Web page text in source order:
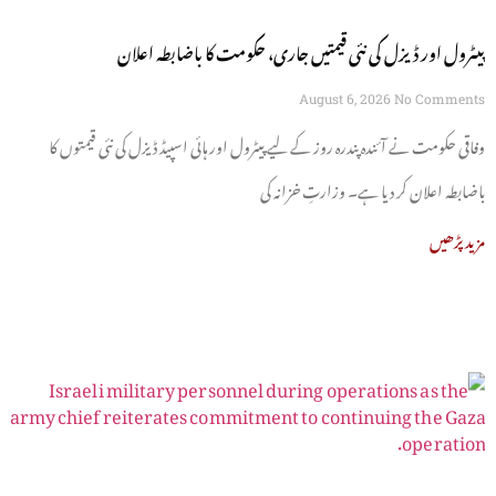
پیٹرول اور ڈیزل کی نئی قیمتیں جاری، حکومت کا باضابطہ اعلان
August 6, 2026 No Comments
وفاقی حکومت نے آئندہ پندرہ روز کے لیے پیٹرول اور ہائی اسپیڈ ڈیزل کی نئی قیمتوں کا
باضابطہ اعلان کر دیا ہے۔ وزارتِ خزانہ کی
مزید پڑھیں